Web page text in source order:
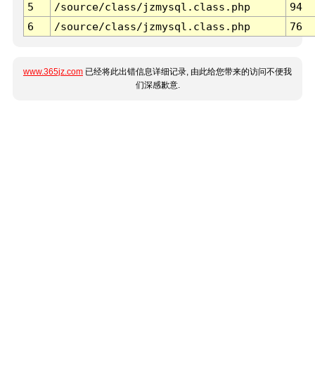
5
/source/class/jzmysql.class.php
94
6
/source/class/jzmysql.class.php 76
www.365jz.com 已经将此出错信息详细记录, 由此给您带来的访问不便我
们深感歉意.